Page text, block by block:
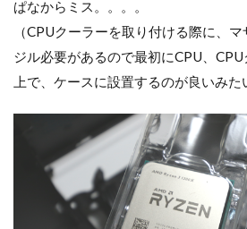
ぱなからミス。。。。
（CPUクーラーを取り付ける際に、
ジル必要があるので最初にCPU、
上で、ケースに設置するのが良いみた